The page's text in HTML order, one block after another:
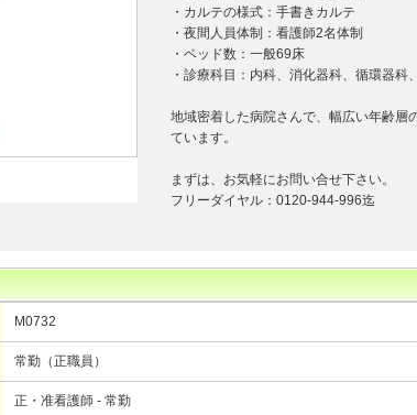
・カルテの様式：手書きカルテ
・夜間人員体制：看護師2名体制
・ベッド数：一般69床
・診療科目：内科、消化器科、循環器
地域密着した病院さんで、幅広い年齢層
ています。
まずは、お気軽にお問い合せ下さい。
フリーダイヤル：0120-944-996迄
M0732
常勤（正職員）
正・准看護師 - 常勤